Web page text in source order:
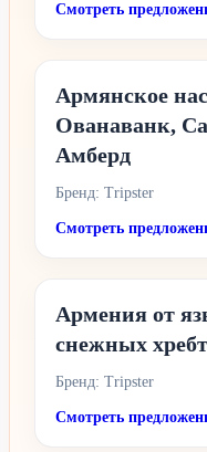
Смотреть
Армянское
Ованаванк,
Амберд
Бренд: Tripster
Смотреть
Армения от
снежных
Бренд: Tripster
Смотреть